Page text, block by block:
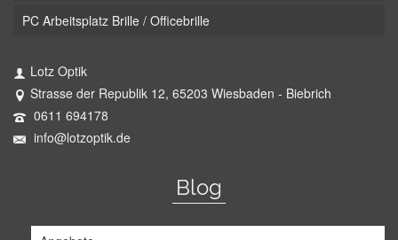
PC Arbeitsplatz Brille / Officebrille
Lotz Optik
Strasse der Republik 12, 65203 Wiesbaden - Biebrich
0611 694178
info@lotzoptik.de
Blog